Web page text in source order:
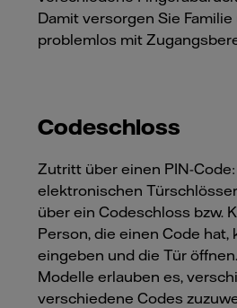
Damit versorgen Sie
problemlos mit
Codeschloss
Zutritt über einen PIN-
elektronischen
über ein Codeschloss bzw.
Person, die einen Code hat,
eingeben und die Tür
Modelle erlauben es,
verschiedene Codes